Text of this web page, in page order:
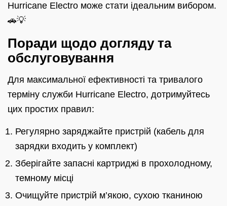
Hurricane Electro може стати ідеальним вибором.
🚗💡
Поради щодо догляду та
обслуговування
Для максимальної ефективності та тривалого
терміну служби Hurricane Electro, дотримуйтесь
цих простих правил:
Регулярно заряджайте пристрій (кабель для
зарядки входить у комплект)
Зберігайте запасні картриджі в прохолодному,
темному місці
Очищуйте пристрій м’якою, сухою тканиною